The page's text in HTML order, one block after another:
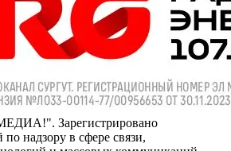
Зарегистрировано
надзору в сфере связи,